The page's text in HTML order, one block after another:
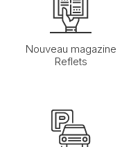
Nouveau magazine
Reflets